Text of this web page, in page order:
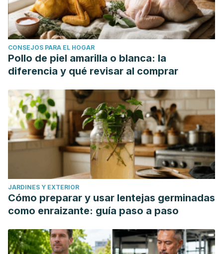
de México. Journal of Behavior, Health & Social Issues
[Internet]. 2017;9(2):82-88. Recuperado de:
https://www.redalyc.org/articulo.oa?id=282255144007
CONSEJOS PARA EL HOGAR
Pollo de piel amarilla o blanca: la
diferencia y qué revisar al comprar
JARDINES Y EXTERIOR
Cómo preparar y usar lentejas germinadas
como enraizante: guía paso a paso